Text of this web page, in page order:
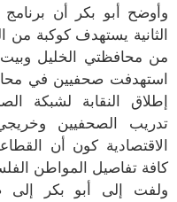
وأوضح أبو بكر أن
الثانية يستهدف كوكبة
من محافظتي الخليل وبيت
استهدفت صحفيين في
إطلاق النقابة لشبكة
تدريب الصحفيين
الاقتصادية كون أن
كافة تفاصيل المواطن
ولفت إلى أبو بكر إلى